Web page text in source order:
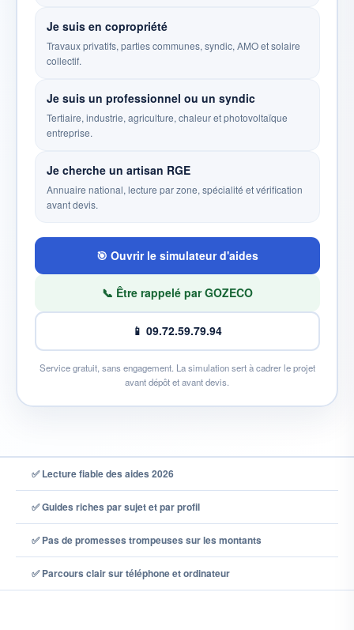
Je suis en copropriété
Travaux privatifs, parties communes, syndic, AMO et solaire
collectif.
Je suis un professionnel ou un syndic
Tertiaire, industrie, agriculture, chaleur et photovoltaïque
entreprise.
Je cherche un artisan RGE
Annuaire national, lecture par zone, spécialité et vérification
avant devis.
🎯 Ouvrir le simulateur d'aides
📞 Être rappelé par GOZECO
📱 09.72.59.79.94
Service gratuit, sans engagement. La simulation sert à cadrer le projet
avant dépôt et avant devis.
✅ Lecture fiable des aides 2026
✅ Guides riches par sujet et par profil
✅ Pas de promesses trompeuses sur les montants
✅ Parcours clair sur téléphone et ordinateur